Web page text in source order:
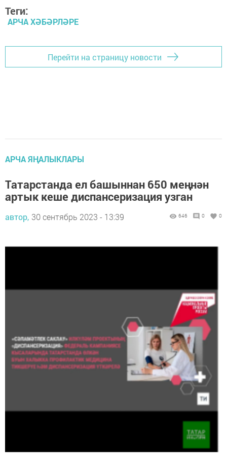
Теги:
АРЧА ХӘБӘРЛӘРЕ
Перейти на страницу новости
АРЧА ЯҢАЛЫКЛАРЫ
Татарстанда ел башыннан 650 меңнән
артык кеше диспансеризация узган
автор, 30 сентябрь 2023 - 13:39 646 0 0